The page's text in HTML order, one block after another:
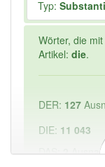
Typ:
Wörter, die mit
Artikel: die.
DER: 127
DIE: 11 043
DAS:2